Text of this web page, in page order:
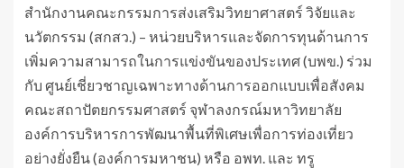
สำนักงานคณะกรรมการส่งเสริมวิทยาศาสตร์ วิจัยและ
นวัตกรรม (สกสว.) – หน่วยบริหารและจัดการทุนด้านการ
เพิ่มความสามารถในการแข่งขันของประเทศ (บพข.) ร่วม
กับ ศูนย์เชี่ยวชาญเฉพาะทางด้านการออกแบบเพื่อสังคม
คณะสถาปัตยกรรมศาสตร์ จุฬาลงกรณ์มหาวิทยาลัย
องค์การบริหารการพัฒนาพื้นที่พิเศษเพื่อการท่องเที่ยว
อย่างยั่งยืน (องค์การมหาชน) หรือ อพท. และ ทรู